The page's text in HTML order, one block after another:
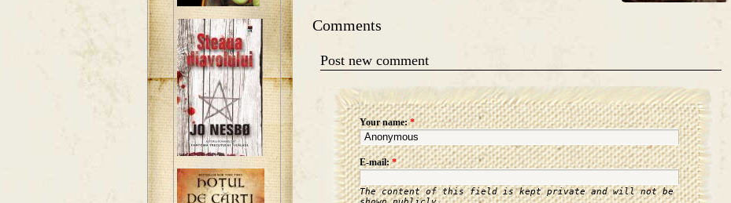
Comments
Post new comment
Your name:*
E-mail:*
The content of this field is kept private and will not be